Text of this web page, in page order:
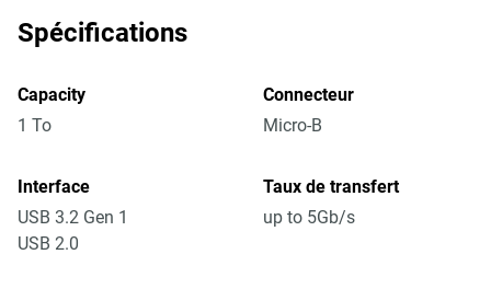
Spécifications
Capacity
1 To
Connecteur
Micro-B
Interface
USB 3.2 Gen 1
USB 2.0
Taux de transfert
up to 5Gb/s